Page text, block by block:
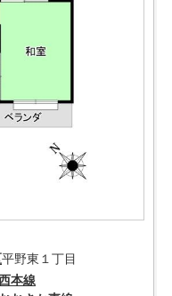
平野東１丁目
本線